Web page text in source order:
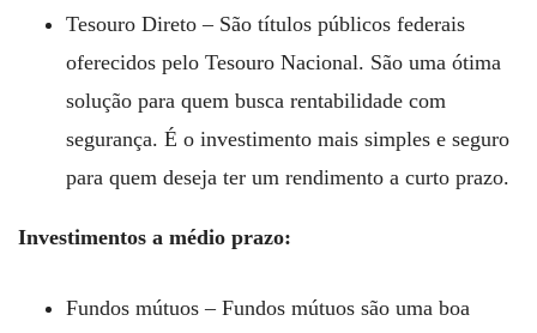
Tesouro Direto – São títulos públicos federais
oferecidos pelo Tesouro Nacional. São uma ótima
solução para quem busca rentabilidade com
segurança. É o investimento mais simples e seguro
para quem deseja ter um rendimento a curto prazo.
Investimentos a médio prazo:
Fundos mútuos – Fundos mútuos são uma boa